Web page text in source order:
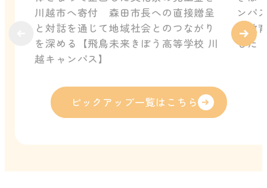
川越市へ寄付 森田市長への直接贈呈
と対話を通じて地域社会とのつながり
を深める【飛鳥未来きぼう高等学校 川
越キャンパス】
ンパ
ル教
した
ピックアップ一覧はこちら